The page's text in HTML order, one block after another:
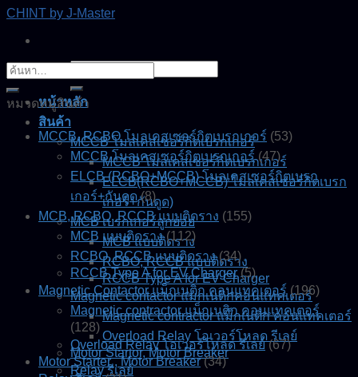
Skip
content
CHINT by J-Master
หน้าหลัก
สินค้า
MCCB โมลเคสเซอร์กิตเบรกเกอร์
MCCB โมลเคสเซอร์กิตเบรกเกอร์
ELCB(RCBO+MCCB) โมลเคสเซอร์กิตเบรก
เกอร์+กันดูด)
MCB เบรกเกอร์ลูกย่อย
MCB แบบติดราง
RCBO, RCCB แบบติดราง
RCCB Type A for EV Charger
Magnetic contactor แมกเนติกคอนแทคเตอร์
Magnetic contractor แม็กเนติก คอนแทคเตอร์
Overload Relay โอเวอร์โหลด รีเลย์
Motor Startor, Motor Breaker
Relay รีเลย์
ค้นหา:
หมวดหมู่สินค้า
MCCB, RCBO โมลเคสเซอร์กิตเบรกเกอร์ (53)
MCCB โมลเคสเซอร์กิตเบรกเกอร์ (47)
ELCB (RCBO+MCCB) โมลเคสเซอร์กิตเบรก
เกอร์+กันดูด (8)
MCB, RCBO, RCCB แบบติดราง (155)
MCB แบบติดราง (112)
RCBO, RCCB แบบติดราง (34)
RCCB Type A for EV Charger (5)
Magnetic Contactor แม็กเนติก คอนแทคเตอร์ (196)
Magnetic contractor แม็กเนติก คอนแทคเตอร์
(128)
Overload Relay โอเวอร์โหลด รีเลย์ (67)
Motor Starter , Motor Breaker (34)